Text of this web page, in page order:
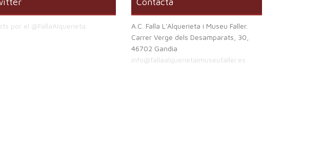
por el @FallaAlquerieta.
A.C. Falla L'Alquerieta i Museu Faller.
Carrer Verge dels Desamparats, 30,
46702 Gandia
info@fallaalquerietaimuseufaller.es